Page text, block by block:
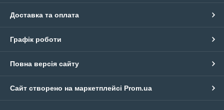
Доставка та оплата
Графік роботи
Повна версія сайту
Сайт створено на маркетплейсі Prom.ua